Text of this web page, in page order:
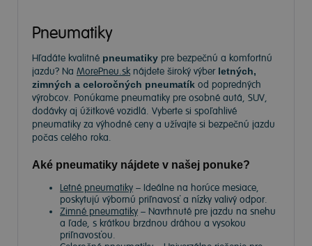
Pneumatiky
Hľadáte kvalitné pneumatiky pre bezpečnú a komfortnú
jazdu? Na MorePneu.sknájdete široký výber letných,
zimných a celoročných pneumatík od popredných
výrobcov. Ponúkame pneumatiky pre osobné autá, SUV,
dodávky aj úžitkové vozidlá. Vyberte si spoľahlivé
pneumatiky za výhodné ceny a užívajte si bezpečnú jazdu
počas celého roka.
Aké pneumatiky nájdete v našej ponuke?
Letné pneumatiky – Ideálne na horúce mesiace,
poskytujú výbornú priľnavosť a nízky valivý odpor.
Zimné pneumatiky – Navrhnuté pre jazdu na snehu
a ľade, s krátkou brzdnou dráhou a vysokou
priľnavosťou.